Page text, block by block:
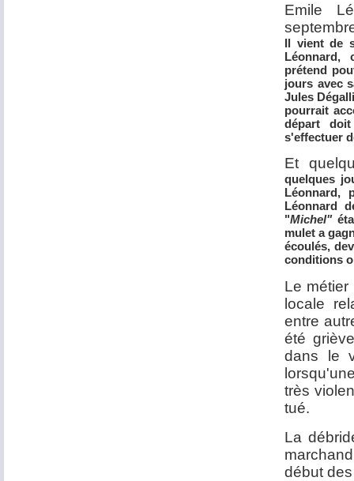
Emile
Il vient de
Léonnard,
prétend
jours avec
Jules
pourrait
départ
s'effectuer
Et
quelques
Léonnard,
Léonnard
"Michel"
mulet a
écoulés,
conditions
Le
locale
entre
été
dans le
très
tué.
La
début